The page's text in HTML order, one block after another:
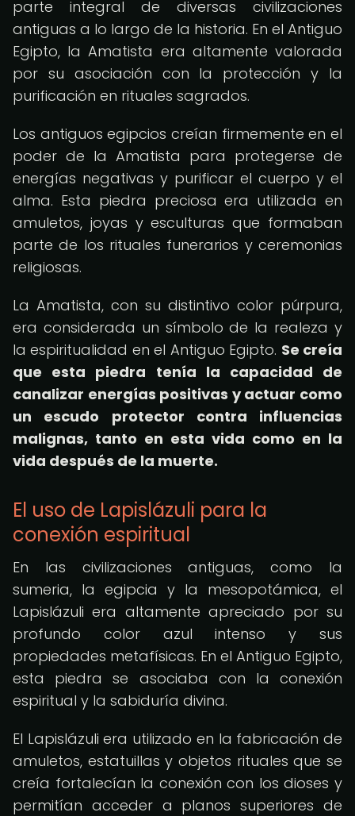
parte integral de diversas civilizaciones
antiguas a lo largo de la historia. En el Antiguo
Egipto, la Amatista era altamente valorada
por su asociación con la protección y la
purificación en rituales sagrados.
Los antiguos egipcios creían firmemente en el
poder de la Amatista para protegerse de
energías negativas y purificar el cuerpo y el
alma. Esta piedra preciosa era utilizada en
amuletos, joyas y esculturas que formaban
parte de los rituales funerarios y ceremonias
religiosas.
La Amatista, con su distintivo color púrpura,
era considerada un símbolo de la realeza y
la espiritualidad en el Antiguo Egipto. Se creía
que esta piedra tenía la capacidad de
canalizar energías positivas y actuar como
un escudo protector contra influencias
malignas, tanto en esta vida como en la
vida después de la muerte.
El uso de Lapislázuli para la
conexión espiritual
En las civilizaciones antiguas, como la
sumeria, la egipcia y la mesopotámica, el
Lapislázuli era altamente apreciado por su
profundo color azul intenso y sus
propiedades metafísicas. En el Antiguo Egipto,
esta piedra se asociaba con la conexión
espiritual y la sabiduría divina.
El Lapislázuli era utilizado en la fabricación de
amuletos, estatuillas y objetos rituales que se
creía fortalecían la conexión con los dioses y
permitían acceder a planos superiores de